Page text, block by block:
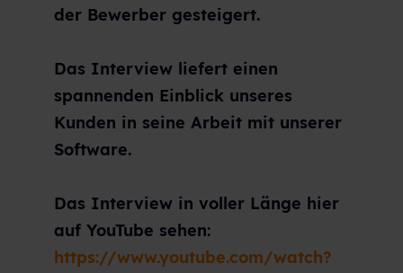
der Bewerber gesteigert.
Das Interview liefert einen
spannenden Einblick unseres
Kunden in seine Arbeit mit unserer
Software.
Das Interview in voller Länge hier
auf YouTube sehen:
https://www.youtube.com/watch?